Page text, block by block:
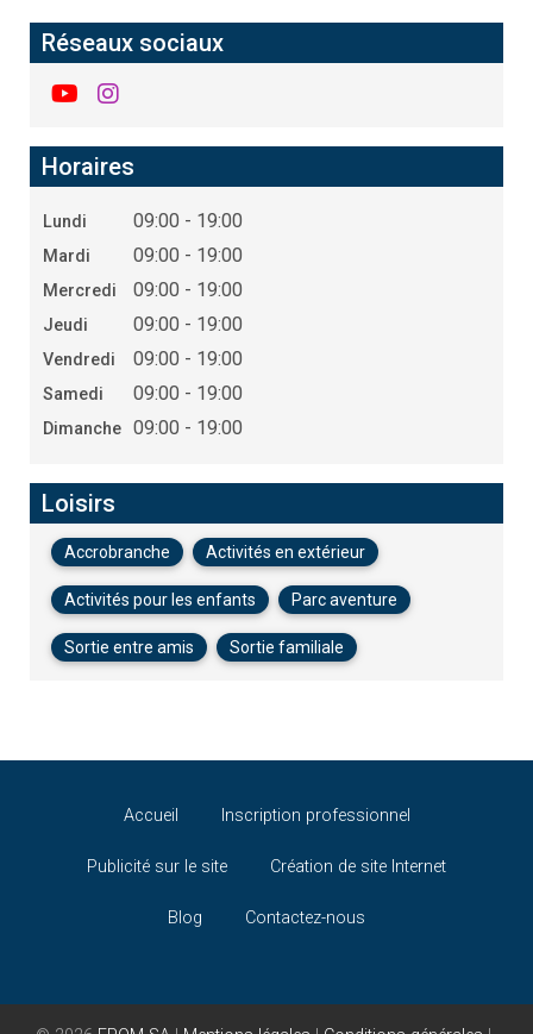
Réseaux sociaux
Horaires
Lundi 09:00 - 19:00
Mardi 09:00 - 19:00
Mercredi 09:00 - 19:00
Jeudi 09:00 - 19:00
Vendredi 09:00 - 19:00
Samedi 09:00 - 19:00
Dimanche 09:00 - 19:00
Loisirs
Accrobranche Activités en extérieur
Activités pour les enfants Parc aventure
Sortie entre amis Sortie familiale
Accueil Inscription professionnel
Publicité sur le site Création de site Internet
Blog Contactez-nous